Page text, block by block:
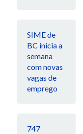
SIME de
BC inicia a
semana
com novas
vagas de
emprego
747